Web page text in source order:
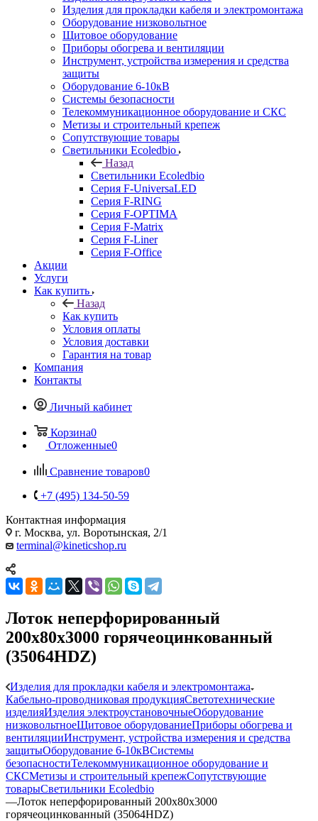
Изделия для прокладки кабеля и электромонтажа
Оборудование низковольтное
Щитовое оборудование
Приборы обогрева и вентиляции
Инструмент, устройства измерения и средства
защиты
Оборудование 6-10кВ
Системы безопасности
Телекоммуникационное оборудование и СКС
Метизы и строительный крепеж
Сопутствующие товары
Светильники Ecoledbio
Назад
Светильники Ecoledbio
Серия F-UniversaLED
Серия F-RING
Серия F-OPTIMA
Серия F-Matrix
Серия F-Liner
Серия F-Office
Акции
Услуги
Как купить
Назад
Как купить
Условия оплаты
Условия доставки
Гарантия на товар
Компания
Контакты
Личный кабинет
Корзина0
Отложенные0
Сравнение товаров0
+7 (495) 134-50-59
Контактная информация
г. Москва, ул. Воротынская, 2/1
terminal@kineticshop.ru
Лоток неперфорированный
200х80х3000 горячеоцинкованный
(35064HDZ)
Изделия для прокладки кабеля и электромонтажа
Кабельно-проводниковая продукцияСветотехнические
изделияИзделия электроустановочныеОборудование
низковольтноеЩитовое оборудованиеПриборы обогрева и
вентиляцииИнструмент, устройства измерения и средства
защитыОборудование 6-10кВСистемы
безопасностиТелекоммуникационное оборудование и
СКСМетизы и строительный крепежСопутствующие
товарыСветильники Ecoledbio
—Лоток неперфорированный 200х80х3000
горячеоцинкованный (35064HDZ)